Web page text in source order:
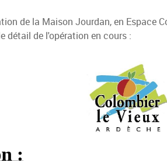
de la Maison Jourdan, en Espace
détail de l'opération en cours :